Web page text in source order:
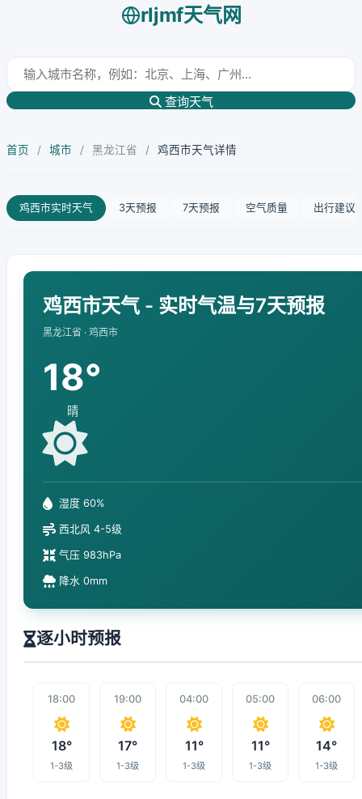
rljmf天气网
查询天气
首页 / 城市 / 黑龙江省 / 鸡西市天气详情
鸡西市实时天气 3天预报 7天预报 空气质量 出行建议
鸡西市天气 - 实时气温与7天预报
黑龙江省 · 鸡西市
18°
晴
湿度 60%
西北风 4-5级
气压 983hPa
降水 0mm
逐小时预报
18:00
18°
1-3级
19:00
17°
1-3级
04:00
11°
1-3级
05:00
11°
1-3级
06:00
14°
1-3级